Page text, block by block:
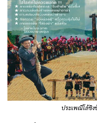
ประเพณีโล้ชิง